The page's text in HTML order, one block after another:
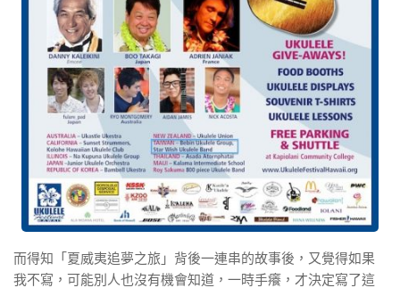
而得知「夏威夷追夢之旅」背後一連串的故事後，又覺得如果
我不寫，可能別人也沒有機會知道，一時手癢，才決定寫了這